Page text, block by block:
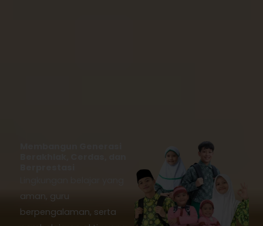
aman, guru
berpengalaman, serta